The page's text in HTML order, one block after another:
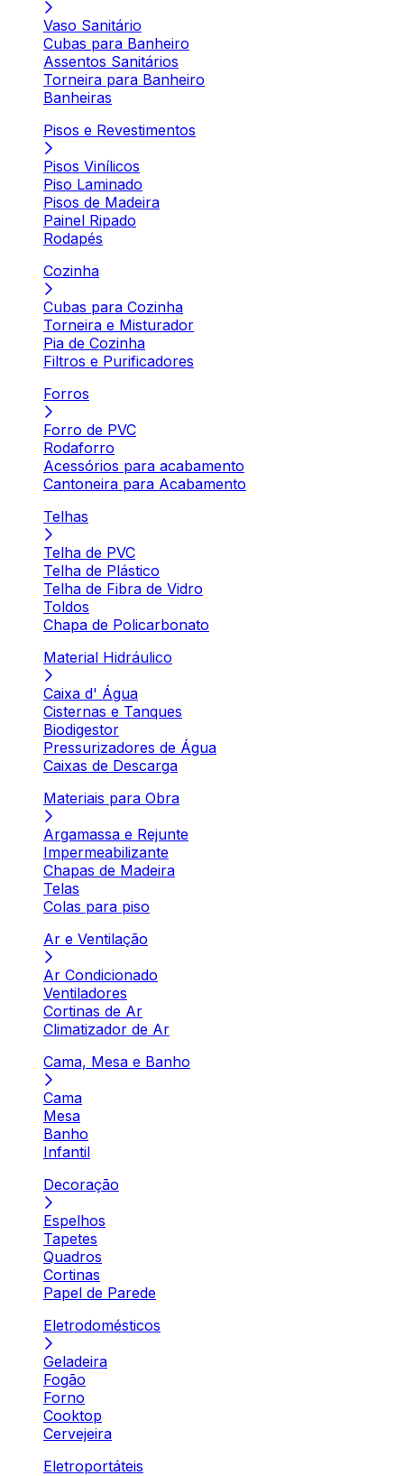
Vaso Sanitário
Cubas para Banheiro
Assentos Sanitários
Torneira para Banheiro
Banheiras
Pisos e Revestimentos
Pisos Vinílicos
Piso Laminado
Pisos de Madeira
Painel Ripado
Rodapés
Cozinha
Cubas para Cozinha
Torneira e Misturador
Pia de Cozinha
Filtros e Purificadores
Forros
Forro de PVC
Rodaforro
Acessórios para acabamento
Cantoneira para Acabamento
Telhas
Telha de PVC
Telha de Plástico
Telha de Fibra de Vidro
Toldos
Chapa de Policarbonato
Material Hidráulico
Caixa d' Água
Cisternas e Tanques
Biodigestor
Pressurizadores de Água
Caixas de Descarga
Materiais para Obra
Argamassa e Rejunte
Impermeabilizante
Chapas de Madeira
Telas
Colas para piso
Ar e Ventilação
Ar Condicionado
Ventiladores
Cortinas de Ar
Climatizador de Ar
Cama, Mesa e Banho
Cama
Mesa
Banho
Infantil
Decoração
Espelhos
Tapetes
Quadros
Cortinas
Papel de Parede
Eletrodomésticos
Geladeira
Fogão
Forno
Cooktop
Cervejeira
Eletroportáteis